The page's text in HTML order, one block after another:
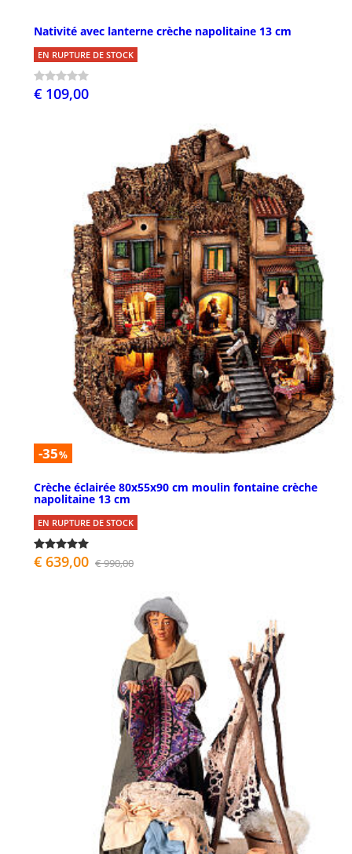
Nativité avec lanterne crèche napolitaine 13 cm
EN RUPTURE DE STOCK
€ 109,00
-35%
Crèche éclairée 80x55x90 cm moulin fontaine crèche
napolitaine 13 cm
EN RUPTURE DE STOCK
€ 639,00 € 990,00